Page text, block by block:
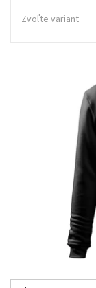
Zvoľte variant